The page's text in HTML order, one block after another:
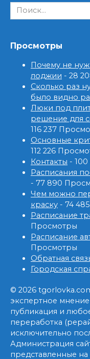
Search
for:
Просмотры
Почему не
лоджии - 28
Сколько раз
было видно
Люки под
решение для
116 237
Основные
112 226
Контакты -
Расписания
- 77 890
Чем можно
краску - 74
Расписание
Просмотры
Расписание
Просмотры
Обратная
Городская
© 2026
экспертное
публикация и
переработка
исключительно
Администрация
представленные на